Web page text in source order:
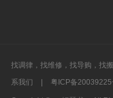
找调律，找维修，找导购，找
系我们
| 粤ICP备20039225